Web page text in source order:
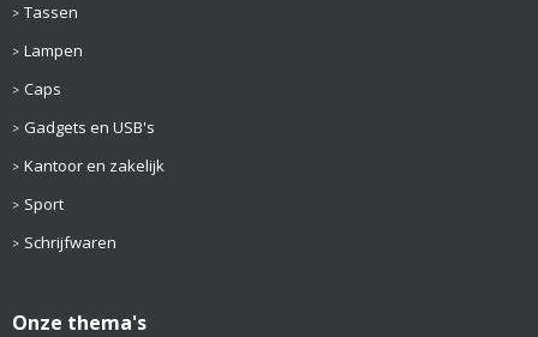
Tassen
Lampen
Caps
Gadgets en USB's
Kantoor en zakelijk
Sport
Schrijfwaren
Onze thema's